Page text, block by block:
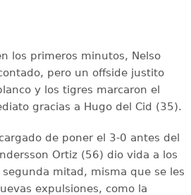
los primeros minutos, Nelso
pero un offside justito
y los tigres marcaron el
gracias a Hugo del Cid (35).
de poner el 3-0 antes del
Ortiz (56) dio vida a los
mitad, misma que se les
expulsiones, como la